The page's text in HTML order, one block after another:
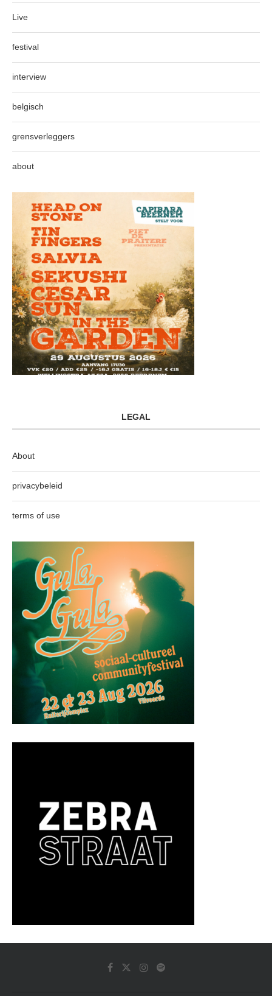
Live
festival
interview
belgisch
grensverleggers
about
LEGAL
About
privacybeleid
terms of use